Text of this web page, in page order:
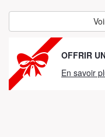
OFFRIR
En savoir